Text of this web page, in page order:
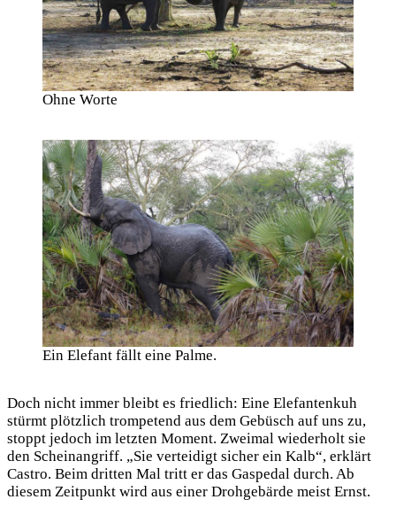
Ohne Worte
Ein Elefant fällt eine Palme.
Doch nicht immer bleibt es friedlich: Eine Elefantenkuh
stürmt plötzlich trompetend aus dem Gebüsch auf uns zu,
stoppt jedoch im letzten Moment. Zweimal wiederholt sie
den Scheinangriff. „Sie verteidigt sicher ein Kalb“, erklärt
Castro. Beim dritten Mal tritt er das Gaspedal durch. Ab
diesem Zeitpunkt wird aus einer Drohgebärde meist Ernst.